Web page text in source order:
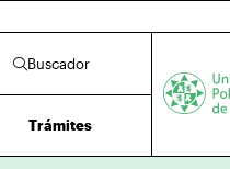
Buscador
Trámites